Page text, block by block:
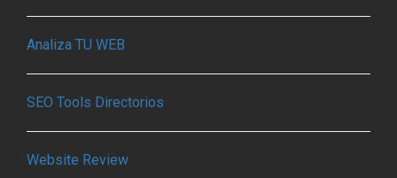
Analiza TU WEB
SEO Tools Directorios
Website Review